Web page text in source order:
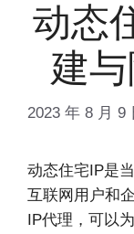
动态
建
2023 年 8 月 9
动态住宅IP是
互联网用户和
IP代理，可以